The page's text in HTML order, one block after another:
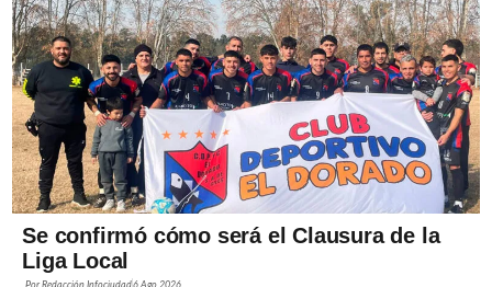
Se confirmó cómo será el Clausura de la
Liga Local